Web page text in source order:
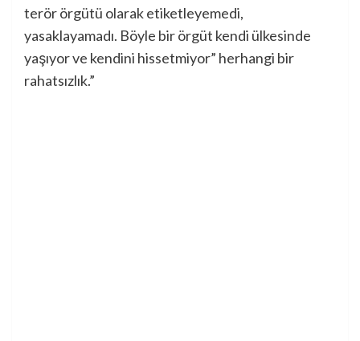
terör örgütü olarak etiketleyemedi,
yasaklayamadı. Böyle bir örgüt kendi ülkesinde
yaşıyor ve kendini hissetmiyor” herhangi bir
rahatsızlık.”